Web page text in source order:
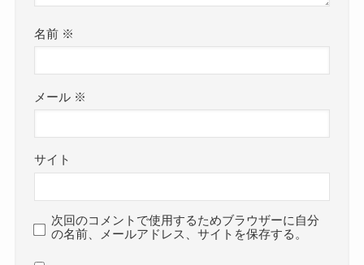
名前 ※
メール ※
サイト
次回のコメントで使用するためブラウザーに自分
の名前、メールアドレス、サイトを保存する。